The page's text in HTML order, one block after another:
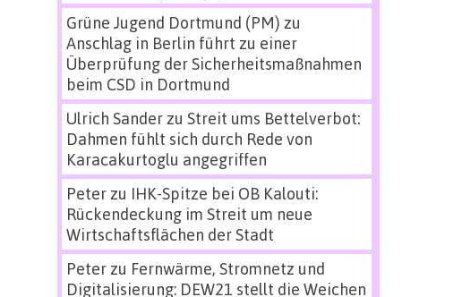
Grüne Jugend Dortmund (PM) zu
Anschlag in Berlin führt zu einer
Überprüfung der Sicherheitsmaßnahmen
beim CSD in Dortmund
Ulrich Sanderzu Streit ums Bettelverbot:
Dahmen fühlt sich durch Rede von
Karacakurtoglu angegriffen
Peterzu IHK-Spitze bei OB Kalouti:
Rückendeckung im Streit um neue
Wirtschaftsflächen der Stadt
Peterzu Fernwärme, Stromnetz und
Digitalisierung: DEW21 stellt die Weichen